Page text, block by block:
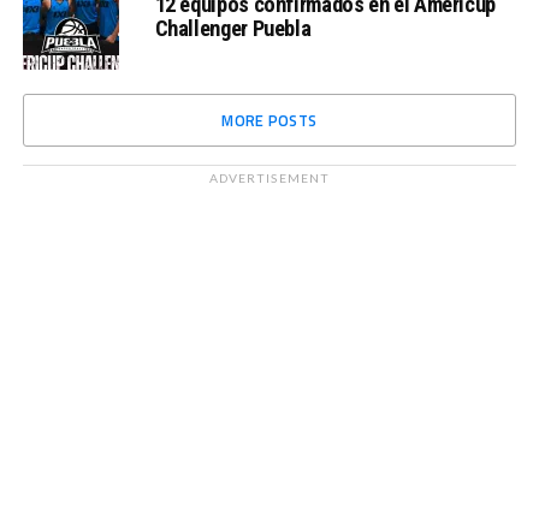
Challenger Puebla
MORE POSTS
ADVERTISEMENT